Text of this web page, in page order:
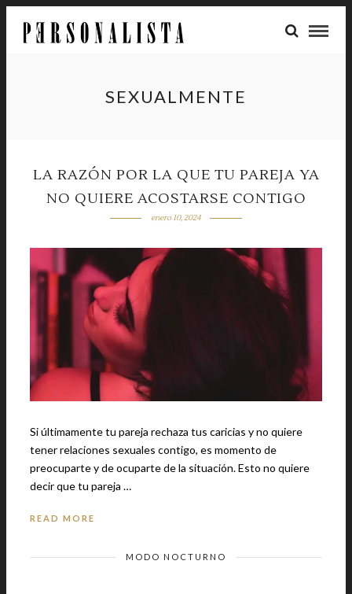
SEXUALMENTE
LA RAZÓN POR LA QUE TU PAREJA YA
NO QUIERE ACOSTARSE CONTIGO
enero 10, 2024
Si últimamente tu pareja rechaza tus caricias y no quiere
tener relaciones sexuales contigo, es momento de
preocuparte y de ocuparte de la situación. Esto no quiere
decir que tu pareja …
READ MORE
MODO NOCTURNO